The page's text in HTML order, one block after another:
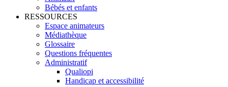
Bébés et enfants
RESSOURCES
Espace animateurs
Médiathèque
Glossaire
Questions fréquentes
Administratif
Qualiopi
Handicap et accessibilité